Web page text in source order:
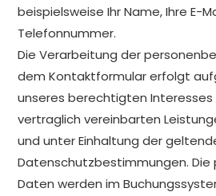
beispielsweise Ihr Name, Ihre E-
Telefonnummer.
Die Verarbeitung der
dem Kontaktformular erfolgt
unseres berechtigten Interesses
vertraglich vereinbarten
und unter Einhaltung der
Datenschutzbestimmungen.
Daten werden im